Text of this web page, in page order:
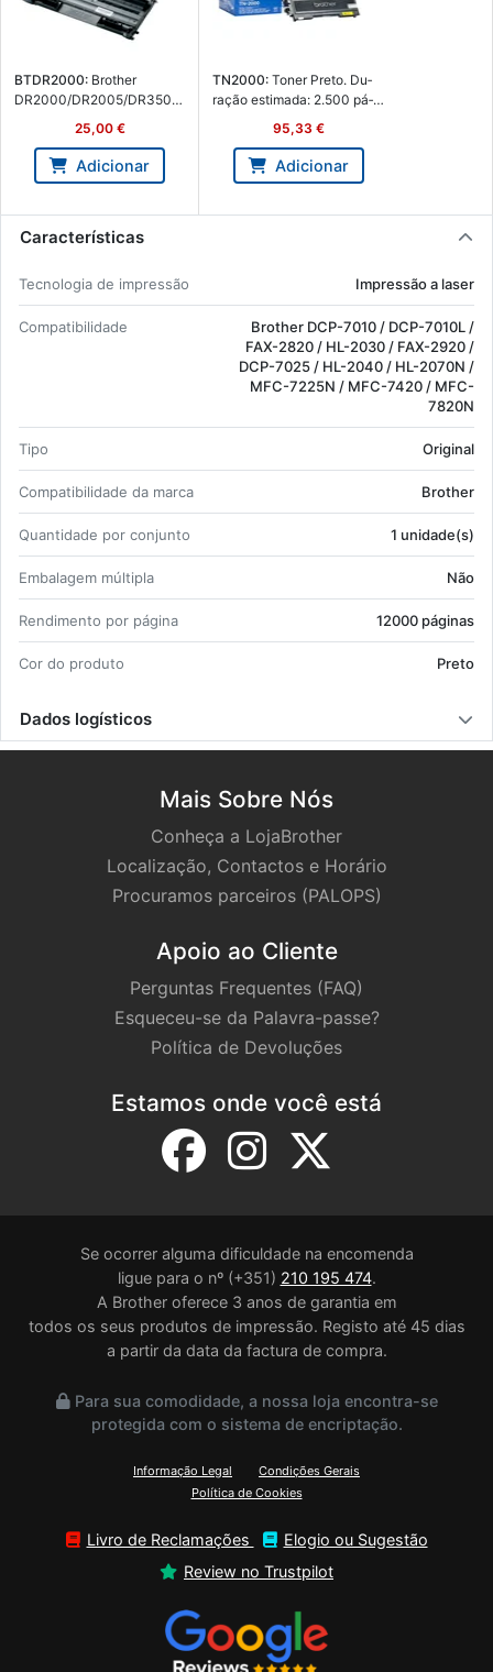
BT­DR2000: Brother
DR2000/DR2005/DR350
Tambor de Imagem Ge­né­
rico (Tambor) - BT-DR2000
25,00 €
Adicionar
TN2000: Toner Preto. Du­
ração es­ti­mada: 2.500 pá­
ginas A4 a 5% de co­ber­tura
- Brother TN2000
95,33 €
Adicionar
Características
Tec­no­logia de im­pressão Im­pressão a laser
Com­pa­ti­bi­li­dade
Brother DCP-7010 / DCP-7010L /
FAX-2820 / HL-2030 / FAX-2920 /
DCP-7025 / HL-2040 / HL-2070N /
MFC-7225N / MFC-7420 / MFC-
7820N
Tipo Ori­ginal
Com­pa­ti­bi­li­dade da marca Brother
Quan­ti­dade por con­junto 1 uni­dade(s)
Em­ba­lagem múl­tipla Não
Ren­di­mento por pá­gina 12000 pá­ginas
Cor do pro­duto Preto
Dados logísticos
Mais Sobre Nós
Conheça a LojaBrother
Localização, Contactos e Horário
Procuramos parceiros (PALOPS)
Apoio ao Cliente
Perguntas Frequentes (FAQ)
Esqueceu-se da Palavra-passe?
Política de Devoluções
Estamos onde você está
Se ocorrer alguma dificuldade na encomenda
ligue para o nº (+351) 210 195 474.
A Brother oferece 3 anos de garantia em
todos os seus produtos de impressão. Registo até 45 dias
a partir da data da factura de compra.
Para sua comodidade, a nossa loja encontra-se
protegida com o sistema de encriptação.
Informação Legal
Condições Gerais
Política de Cookies
Livro de Reclamações
Elogio ou Sugestão
Review no Trustpilot